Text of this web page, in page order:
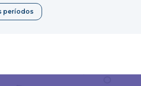
períodos